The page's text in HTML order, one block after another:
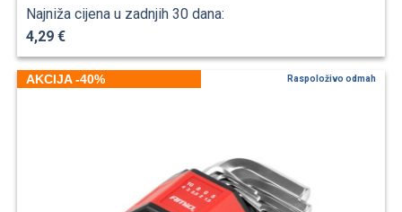
Najniža cijena u zadnjih 30 dana:
4,29 €
AKCIJA -40% Raspoloživo odmah